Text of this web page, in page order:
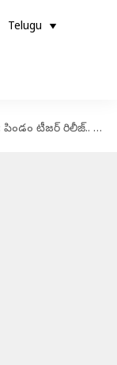
Telugu
పిండం నిజ ఘటనల ఆధారంగా తెరకెక్కిన సినిమా